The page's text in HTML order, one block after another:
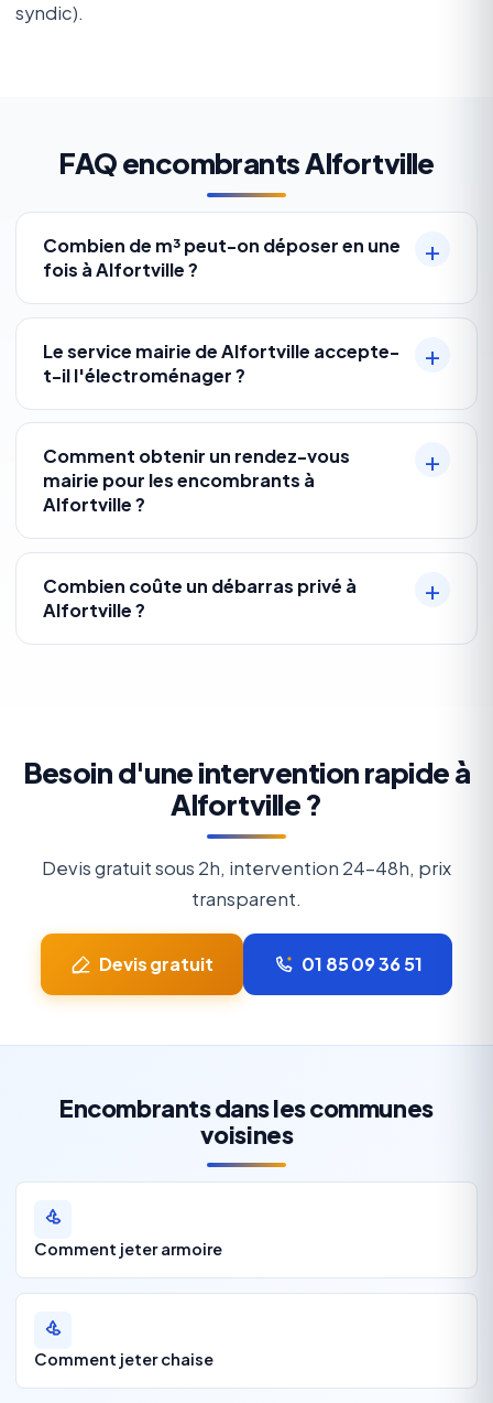
syndic).
FAQ encombrants Alfortville
Combien de m³ peut-on déposer en une
fois à Alfortville ?
Le service mairie de Alfortville accepte-
t-il l'électroménager ?
Comment obtenir un rendez-vous
mairie pour les encombrants à
Alfortville ?
Combien coûte un débarras privé à
Alfortville ?
Besoin d'une intervention rapide à
Alfortville ?
Devis gratuit sous 2h, intervention 24-48h, prix
transparent.
Devis gratuit 01 85 09 36 51
Encombrants dans les communes
voisines
Comment jeter armoire
Comment jeter chaise